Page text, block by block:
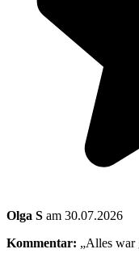
Olga S am 30.07.2026
Kommentar: „Alles